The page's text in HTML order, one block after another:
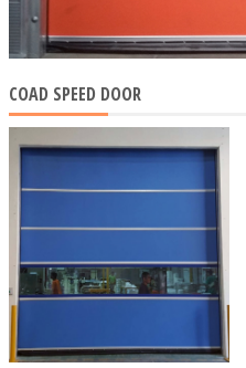
COAD SPEED DOOR